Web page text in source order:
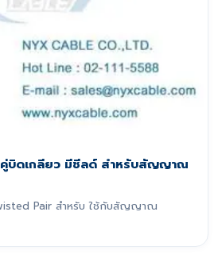
บิดเกลียว มีชีลด์ สำหรับสัญญาณ
Pair สำหรับ ใช้กับสัญญาณ